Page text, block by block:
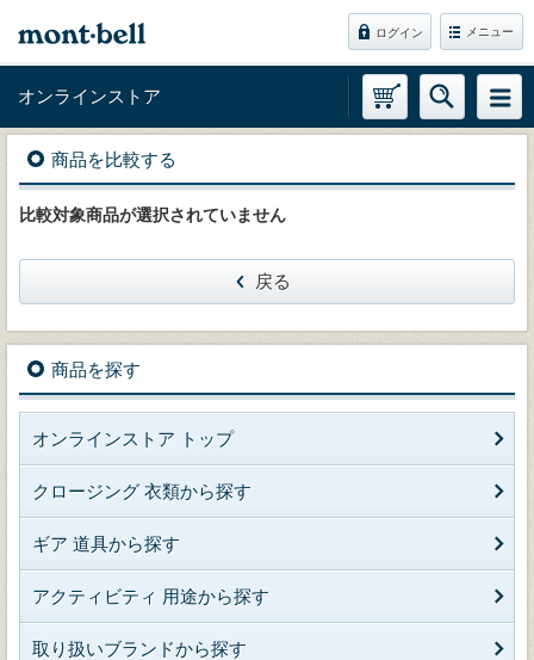
ログイン メニュー
オンラインストア
商品を比較する
比較対象商品が選択されていません
戻る
商品を探す
オンラインストア トップ
クロージング 衣類から探す
ギア 道具から探す
アクティビティ 用途から探す
取り扱いブランドから探す